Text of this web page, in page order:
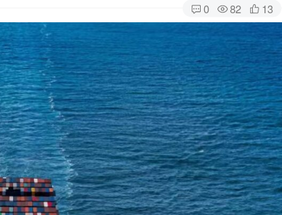
0 82 13